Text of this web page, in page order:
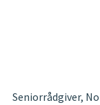
Seniorrådgiver,